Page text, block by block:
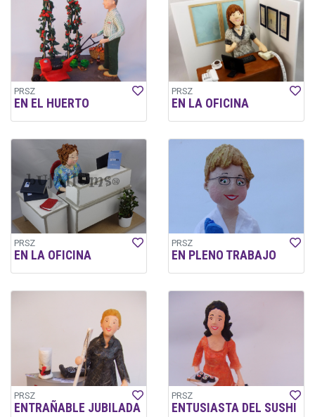
PRSZ
EN EL HUERTO
PRSZ
EN LA OFICINA
PRSZ
EN LA OFICINA
PRSZ
EN PLENO TRABAJO
PRSZ
ENTRAÑABLE JUBILADA
PRSZ
ENTUSIASTA DEL SUSHI